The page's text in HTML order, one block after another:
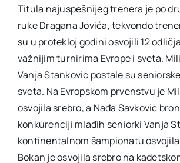
Titula najuspešnijeg trenera je po
ruke Dragana Jovića, tekvondo
su u protekloj godini osvojili 12
važnijim turnirima Evrope i sveta.
Vanja Stanković postale su
sveta. Na Evropskom prvenstvu je
osvojila srebro, a Nađa Savković
konkurenciji mlađih seniorki Vanja
kontinentalnom šampionatu
Bokan je osvojila srebro na